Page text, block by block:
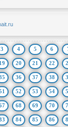
3 4 5 6
19 20 21 22
36 37 38
52 53 54
68 69 70
84 85 86